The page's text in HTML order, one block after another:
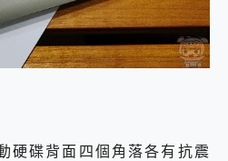
碟背面四個角落各有抗震